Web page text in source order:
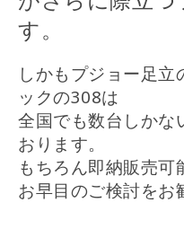
す。
しかもプジョー足立
ックの308は
全国でも数台しかな
おります。
もちろん即納販売
お早目のご検討をお